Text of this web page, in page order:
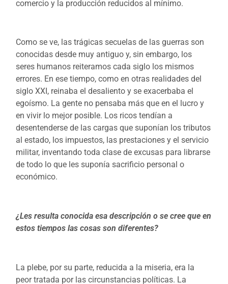
comercio y la producción reducidos al mínimo.
Como se ve, las trágicas secuelas de las guerras son
conocidas desde muy antiguo y, sin embargo, los
seres humanos reiteramos cada siglo los mismos
errores. En ese tiempo, como en otras realidades del
siglo XXI, reinaba el desaliento y se exacerbaba el
egoísmo. La gente no pensaba más que en el lucro y
en vivir lo mejor posible. Los ricos tendían a
desentenderse de las cargas que suponían los tributos
al estado, los impuestos, las prestaciones y el servicio
militar, inventando toda clase de excusas para librarse
de todo lo que les suponía sacrificio personal o
económico.
¿Les resulta conocida esa descripción o se cree que en
estos tiempos las cosas son diferentes?
La plebe, por su parte, reducida a la miseria, era la
peor tratada por las circunstancias políticas. La